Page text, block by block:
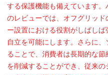
する保護機能も備えています
のレビューでは、オフグリッ
ー設置における役割がしばし
自立を可能にします。さらに
ることで、消費者は長期的な
を削減することができ、従来